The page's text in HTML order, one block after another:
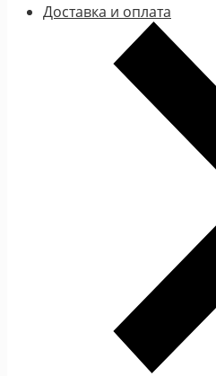
Доставка и оплата